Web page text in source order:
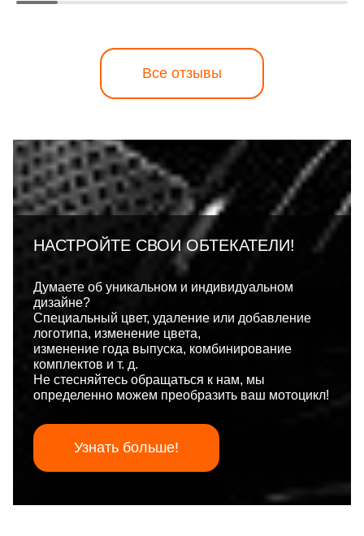
Все отзывы
НАСТРОЙТЕ СВОИ ОБТЕКАТЕЛИ!
Думаете об уникальном и индивидуальном
дизайне?
Специальный цвет, удаление или добавление
логотипа, изменение цвета,
изменение года выпуска, комбинирование
комплектов и т. д.
Не стесняйтесь обращаться к нам, мы
определенно можем преобразить ваш мотоцикл!
Узнать больше!